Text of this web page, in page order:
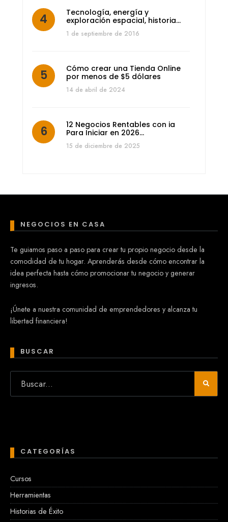
Tecnología, energía y
exploración espacial, historia…
1 de septiembre de 2016
Cómo crear una Tienda Online
por menos de $5 dólares
14 de abril de 2024
12 Negocios Rentables con ia
Para Iniciar en 2026…
15 de diciembre de 2025
NEGOCIOS EN CASA
Te guiamos paso a paso para crear tu propio negocio desde la
comodidad de tu hogar. Aprenderás desde cómo encontrar la
idea perfecta hasta cómo promocionar tu negocio y generar
ingresos.
¡Únete a nuestra comunidad de emprendedores y alcanza tu
libertad financiera!
BUSCAR
CATEGORÍAS
Cursos
Herramientas
Historias de Éxito